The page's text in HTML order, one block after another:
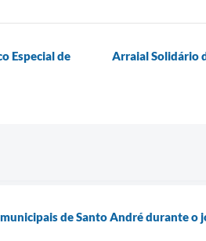
Especial de
Arraial Solidário
de Santo André durante o